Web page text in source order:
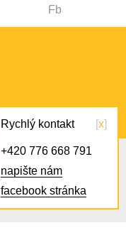
Fb
KONTAKT
Rychlý kontakt x
+420 776 668 791
napište nám
facebook stránka